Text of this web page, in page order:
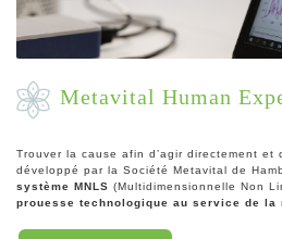
Metavital Human
Trouver la cause afin d’agir directement et
développé par la Société Metavital de
système MNLS (Multidimensionnelle Non
prouesse technologique au service de la